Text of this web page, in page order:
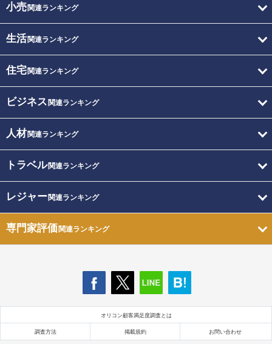
小売関連ランキング
生活関連ランキング
住宅関連ランキング
ビジネス 関連ランキング
人材関連ランキング
トラベル関連ランキング
レジャー関連ランキング
専門家評価関連ランキング
オリコン顧客満足度調査とは
調査方法 掲載規約 お問い合わせ